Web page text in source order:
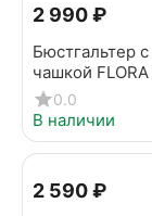
2 990₽
Бюстгальтер
чашкой
приглушенно-
0.0
В наличии
2 590₽